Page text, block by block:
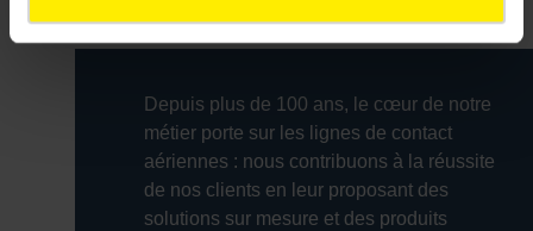
Depuis plus de 100 ans, le cœur de notre
métier porte sur les lignes de contact
aériennes : nous contribuons à la réussite
de nos clients en leur proposant des
solutions sur mesure et des produits